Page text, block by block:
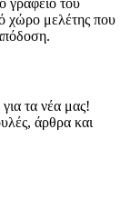
χώρο μελέτης που
τα νέα μας!
άρθρα και